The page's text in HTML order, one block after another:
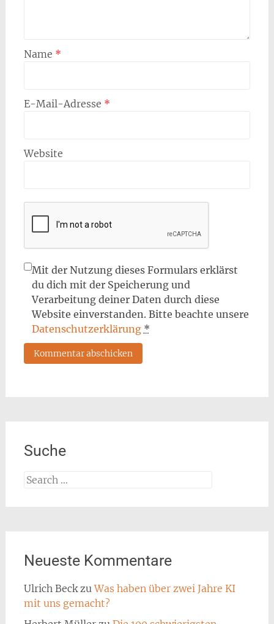
Name *
E-Mail-Adresse *
Website
Mit der Nutzung dieses Formulars erklärst
du dich mit der Speicherung und
Verarbeitung deiner Daten durch diese
Website einverstanden. Bitte beachte unsere
Datenschutzerklärung *
Suche
Search
Neueste Kommentare
Ulrich BeckzuWas haben über zwei Jahre KI
mit uns gemacht?